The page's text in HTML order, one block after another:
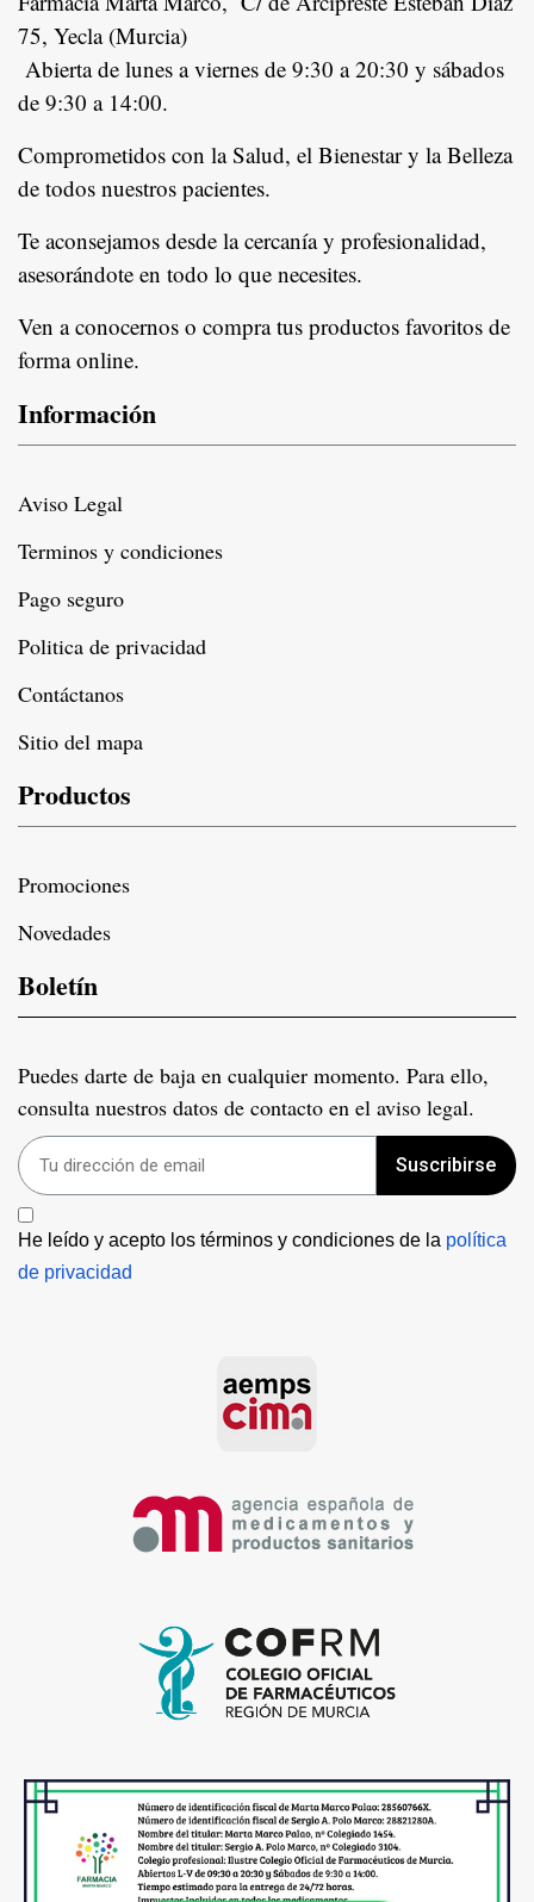
75, Yecla (Murcia)
Abierta de lunes a viernes de 9:30 a 20:30 y sábados
de 9:30 a 14:00.
Comprometidos con la Salud, el Bienestar y la Belleza
de todos nuestros pacientes.
Te aconsejamos desde la cercanía y profesionalidad,
asesorándote en todo lo que necesites.
Ven a conocernos o compra tus productos favoritos de
forma online.
Información
Aviso Legal
Terminos y condiciones
Pago seguro
Politica de privacidad
Contáctanos
Sitio del mapa
Productos
Promociones
Novedades
Boletín
Puedes darte de baja en cualquier momento. Para ello,
consulta nuestros datos de contacto en el aviso legal.
Suscribirse
He leído y acepto los términos y condiciones de la política
de privacidad